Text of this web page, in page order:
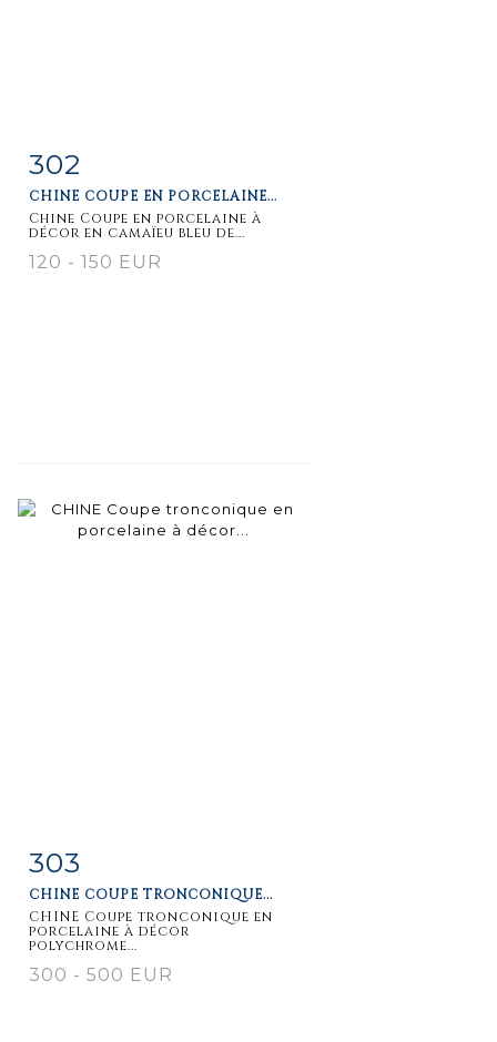
Fiche
302
CHINE COUPE EN PORCELAINE...
Chine Coupe en porcelaine à
décor en camaïeu bleu de...
120 - 150 EUR
Fiche
303
CHINE COUPE TRONCONIQUE...
CHINE Coupe tronconique en
porcelaine à décor
polychrome...
300 - 500 EUR